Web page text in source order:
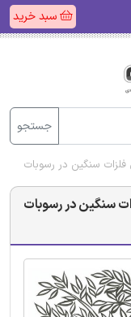
سبد خرید
جستجو
فلزات سنگین در رسوبات
سنگین در رسوبات